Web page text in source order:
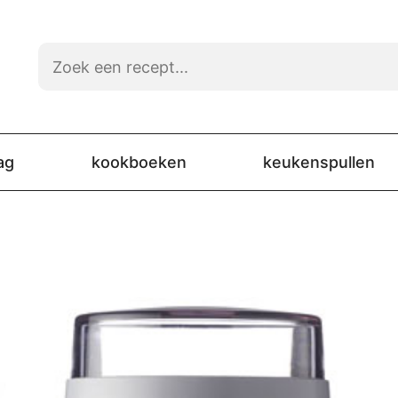
kookboeken keukenspullen